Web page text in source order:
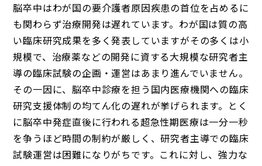
脳卒中はわが国の要介護者原因疾患の首位を占めるに
も関わらず治療開発は遅れています。わが国は質の高
い臨床研究成果を多く発表していますがその多くは小
規模で、治療薬などの開発に資する大規模な研究者主
導の臨床試験の企画・運営はあまり進んでいません。
その一因に、脳卒中診療を担う国内医療機関への臨床
研究支援体制の均てん化の遅れが挙げられます。とく
に脳卒中発症直後に行われる超急性期医療は一分一秒
を争うほど時間の制約が厳しく、研究者主導での臨床
試験運営は困難になりがちです。これに対し、強力な